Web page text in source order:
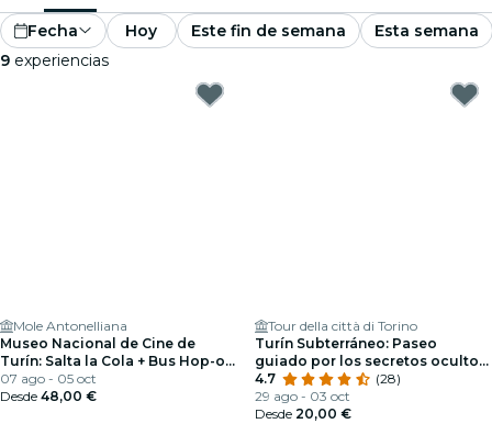
Fecha Hoy Este fin de semana
Esta semana
9 experiencias
Mole Antonelliana
Museo Nacional de Cine de
Turín: Salta la Cola + Bus Hop-on
Hop-off
07 ago - 05 oct
Desde 48,00 €
Tour della città di Torino
Turín Subterráneo: Paseo
guiado por los secretos ocultos
de la ciudad
4.7
(28)
29 ago - 03 oct
Desde 20,00 €